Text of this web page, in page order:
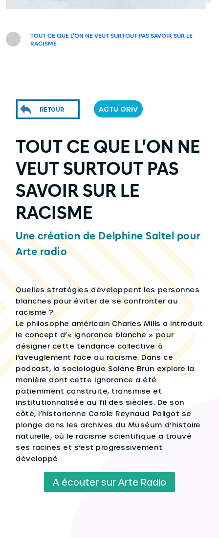
TOUT CE QUE L’ON NE VEUT SURTOUT PAS SAVOIR SUR LE
RACISME
RETOUR ACTU ORIV
TOUT CE QUE L’ON NE
VEUT SURTOUT PAS
SAVOIR SUR LE
RACISME
Une création de Delphine Saltel pour
Arte radio
Quelles stratégies développent les personnes
blanches pour éviter de se confronter au
racisme ?
Le philosophe américain Charles Mills a introduit
le concept d’« ignorance blanche » pour
désigner cette tendance collective à
l’aveuglement face au racisme. Dans ce
podcast, la sociologue Solène Brun explore la
manière dont cette ignorance a été
patiemment construite, transmise et
institutionnalisée au fil des siècles. De son
côté, l’historienne Carole Reynaud Paligot se
plonge dans les archives du Muséum d’histoire
naturelle, où le racisme scientifique a trouvé
ses racines et s’est progressivement
développé.
A écouter sur Arte Radio